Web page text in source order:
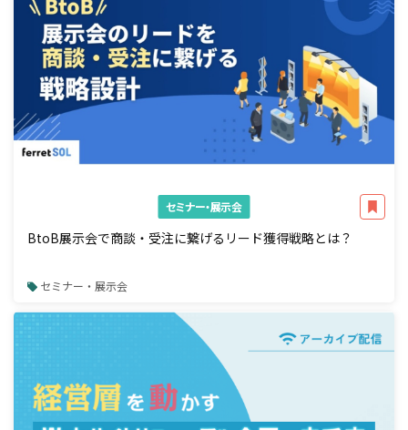
セミナー・展示会
BtoB展示会で商談・受注に繋げるリード獲得戦略とは？
セミナー・展示会